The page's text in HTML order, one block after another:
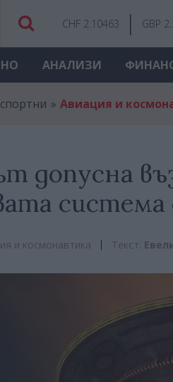
CHF 2.10463 GBP
АНАЛИЗИ
Авиация и
допусна
и космонавтика Текст: